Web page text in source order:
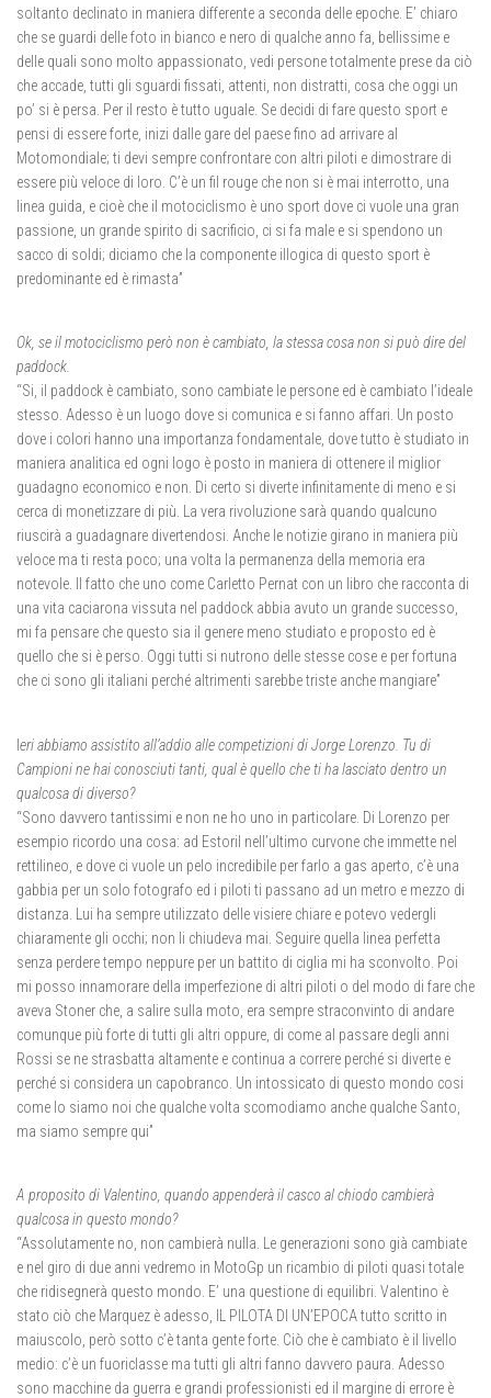
soltanto declinato in maniera differente a seconda delle epoche. E’ chiaro
che se guardi delle foto in bianco e nero di qualche anno fa, bellissime e
delle quali sono molto appassionato, vedi persone totalmente prese da ciò
che accade, tutti gli sguardi fissati, attenti, non distratti, cosa che oggi un
po’ si è persa. Per il resto è tutto uguale. Se decidi di fare questo sport e
pensi di essere forte, inizi dalle gare del paese fino ad arrivare al
Motomondiale; ti devi sempre confrontare con altri piloti e dimostrare di
essere più veloce di loro. C’è un fil rouge che non si è mai interrotto, una
linea guida, e cioè che il motociclismo è uno sport dove ci vuole una gran
passione, un grande spirito di sacrificio, ci si fa male e si spendono un
sacco di soldi; diciamo che la componente illogica di questo sport è
predominante ed è rimasta”
Ok, se il motociclismo però non è cambiato, la stessa cosa non si può dire del
paddock.
“Si, il paddock è cambiato, sono cambiate le persone ed è cambiato l’ideale
stesso. Adesso è un luogo dove si comunica e si fanno affari. Un posto
dove i colori hanno una importanza fondamentale, dove tutto è studiato in
maniera analitica ed ogni logo è posto in maniera di ottenere il miglior
guadagno economico e non. Di certo si diverte infinitamente di meno e si
cerca di monetizzare di più. La vera rivoluzione sarà quando qualcuno
riuscirà a guadagnare divertendosi. Anche le notizie girano in maniera più
veloce ma ti resta poco; una volta la permanenza della memoria era
notevole. Il fatto che uno come Carletto Pernat con un libro che racconta di
una vita caciarona vissuta nel paddock abbia avuto un grande successo,
mi fa pensare che questo sia il genere meno studiato e proposto ed è
quello che si è perso. Oggi tutti si nutrono delle stesse cose e per fortuna
che ci sono gli italiani perché altrimenti sarebbe triste anche mangiare”
Ieri abbiamo assistito all’addio alle competizioni di Jorge Lorenzo. Tu di
Campioni ne hai conosciuti tanti, qual è quello che ti ha lasciato dentro un
qualcosa di diverso?
“Sono davvero tantissimi e non ne ho uno in particolare. Di Lorenzo per
esempio ricordo una cosa: ad Estoril nell’ultimo curvone che immette nel
rettilineo, e dove ci vuole un pelo incredibile per farlo a gas aperto, c’è una
gabbia per un solo fotografo ed i piloti ti passano ad un metro e mezzo di
distanza. Lui ha sempre utilizzato delle visiere chiare e potevo vedergli
chiaramente gli occhi; non li chiudeva mai. Seguire quella linea perfetta
senza perdere tempo neppure per un battito di ciglia mi ha sconvolto. Poi
mi posso innamorare della imperfezione di altri piloti o del modo di fare che
aveva Stoner che, a salire sulla moto, era sempre straconvinto di andare
comunque più forte di tutti gli altri oppure, di come al passare degli anni
Rossi se ne strasbatta altamente e continua a correre perché si diverte e
perché si considera un capobranco. Un intossicato di questo mondo cosi
come lo siamo noi che qualche volta scomodiamo anche qualche Santo,
ma siamo sempre qui”
A proposito di Valentino, quando appenderà il casco al chiodo cambierà
qualcosa in questo mondo?
“Assolutamente no, non cambierà nulla. Le generazioni sono già cambiate
e nel giro di due anni vedremo in MotoGp un ricambio di piloti quasi totale
che ridisegnerà questo mondo. E’ una questione di equilibri. Valentino è
stato ciò che Marquez è adesso, IL PILOTA DI UN’EPOCA tutto scritto in
maiuscolo, però sotto c’è tanta gente forte. Ciò che è cambiato è il livello
medio: c’è un fuoriclasse ma tutti gli altri fanno davvero paura. Adesso
sono macchine da guerra e grandi professionisti ed il margine di errore è